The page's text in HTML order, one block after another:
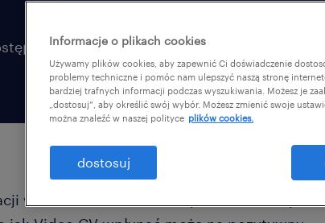
artykuł:
w Polsce stanowi nadal pole do rozwoju i
Informacje o plikach cookies
Używamy plików cookies, aby zapewnić Ci doświadczenie
problemy techniczne i pomóc nam ulepszyć naszą stronę
bardziej trafnych informacji podczas wyszukiwania. Możesz je
„dostosuj”, aby określić swój wybór. Możesz zmienić swoje
można znaleźć w naszej polityce plików cookies.
dostosuj